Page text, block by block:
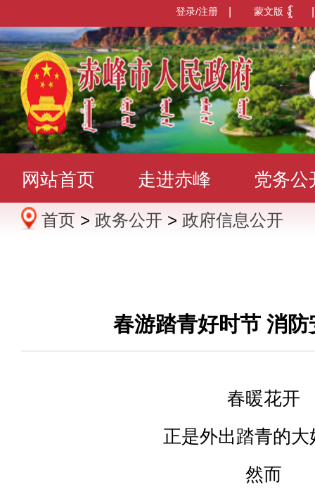
蒙文版
登录/注册
网站首页 走进赤峰 党务公
办事服务 政民互动 数据发
首页 > 政务公开 > 政府信息公开
春游踏青好时节 消
春暖花开
正是外出踏青的大
然而